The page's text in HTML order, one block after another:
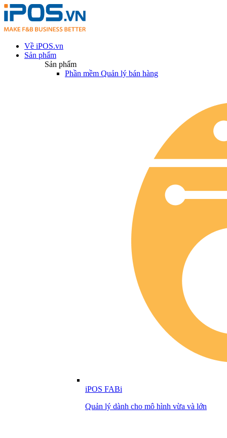
Về iPOS.vn
Sản phẩm
Sản phẩm
Phần mềm Quản lý bán hàng
iPOS FABi
Quản lý dành cho mô hình vừa và lớn